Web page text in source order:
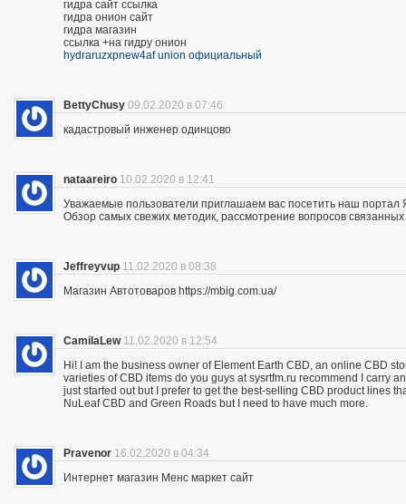
гидра сайт ссылка
гидра онион сайт
гидра магазин
ссылка +на гидру онион
hydraruzxpnew4af union официальный
BettyChusy 09.02.2020 в 07:46
кадастровый инженер одинцово
nataareiro 10.02.2020 в 12:41
Уважаемые пользователи приглашаем вас посетить наш портал
Обзор самых свежих методик, рассмотрение вопросов
Jeffreyvup 11.02.2020 в 08:38
Магазин Автотоваров https://mbig.com.ua/
CamilaLew 11.02.2020 в 12:54
Hi! I am the business owner of Element Earth CBD, an online CBD
varieties of CBD items do you guys at sysrtfm.ru recommend I carry
just started out but I prefer to get the best-selling CBD product lines
NuLeaf CBD and Green Roads but I need to have much more.
Pravenor 16.02.2020 в 04:34
Интернет магазин Менс маркет сайт